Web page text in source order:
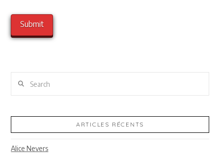
ARTICLES RÉCENTS
Alice Nevers